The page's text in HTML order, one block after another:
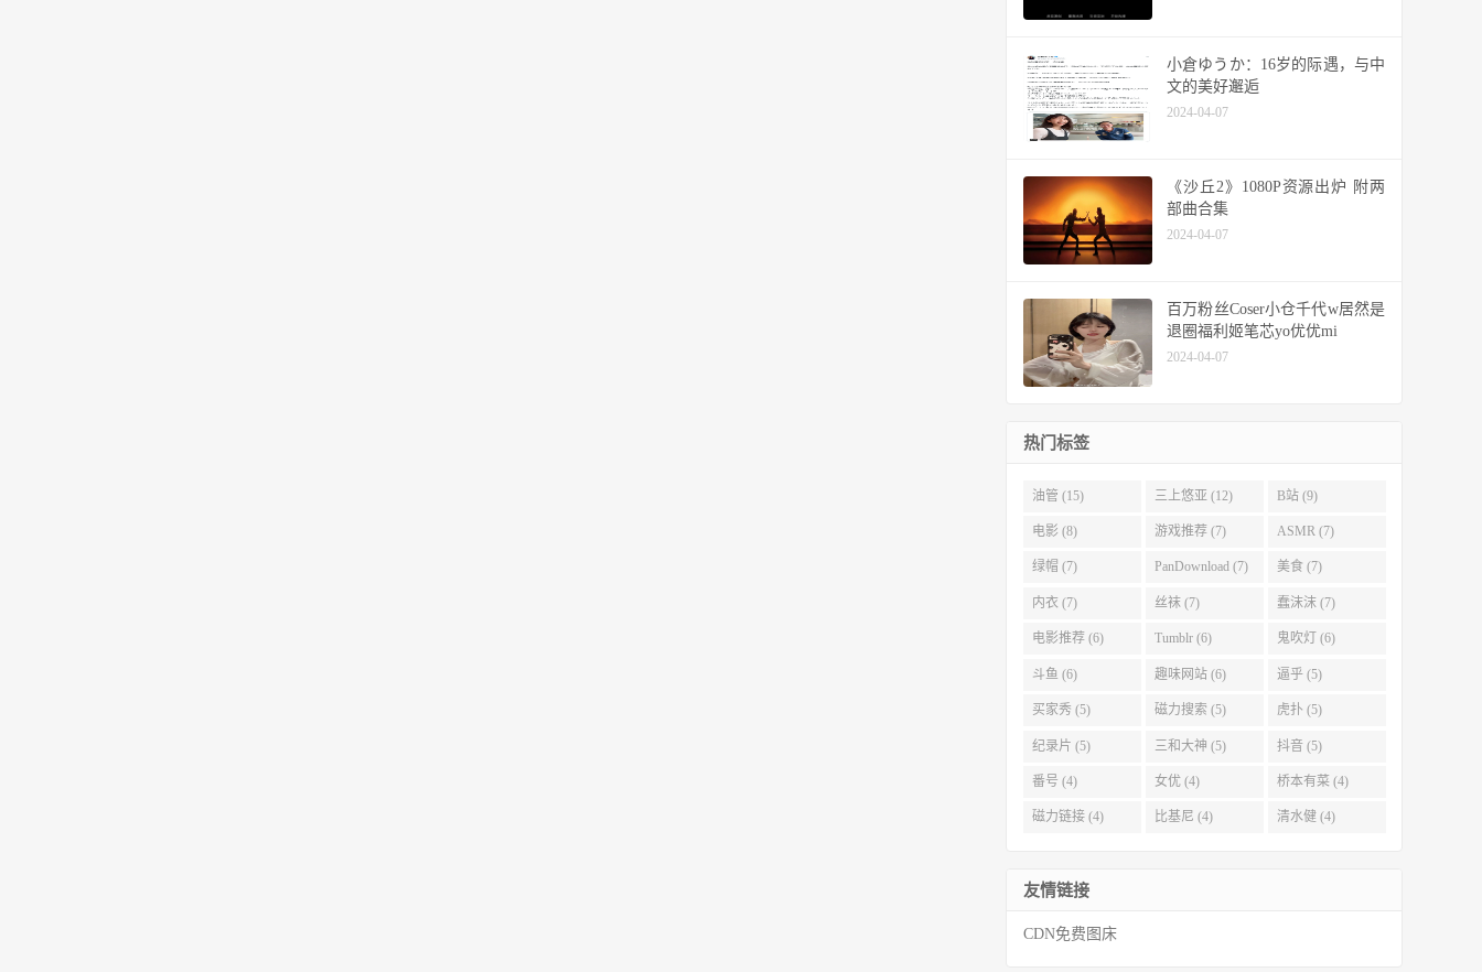
小倉ゆうか：16岁的际遇，与中
文的美好邂逅
2024-04-07
《沙丘2》1080P资源出炉 附两
部曲合集
2024-04-07
百万粉丝Coser小仓千代w居然是
退圈福利姬笔芯yo优优mi
2024-04-07
热门标签
油管 (15) 三上悠亚 (12) B站 (9)
电影 (8) 游戏推荐 (7) ASMR (7)
绿帽 (7) PanDownload (7) 美食 (7)
内衣 (7) 丝袜 (7) 蠢沫沫 (7)
电影推荐 (6) Tumblr (6) 鬼吹灯 (6)
斗鱼 (6) 趣味网站 (6) 逼乎 (5)
买家秀 (5) 磁力搜索 (5) 虎扑 (5)
纪录片 (5) 三和大神 (5) 抖音 (5)
番号 (4) 女优 (4) 桥本有菜 (4)
磁力链接 (4) 比基尼 (4) 清水健 (4)
友情链接
CDN免费图床